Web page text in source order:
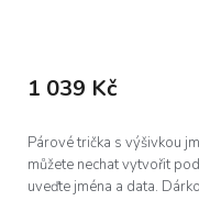
1 039 Kč
Párové trička s výšivkou
můžete nechat vytvořit
uveďte jména a data.